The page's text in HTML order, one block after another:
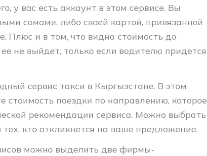
у вас есть аккаунт в этом сервисе. Вы
сомами, либо своей картой, привязанной
Плюс и в том, что видна стоимость до
не выйдет, только если водителю придется
сервис такси в Кыргызстане. В этом
стоимость поездки по направлению, которое
рекомендации сервиса. Можно выбрать
кто откликнется на ваше предложение.
можно выделить две фирмы-